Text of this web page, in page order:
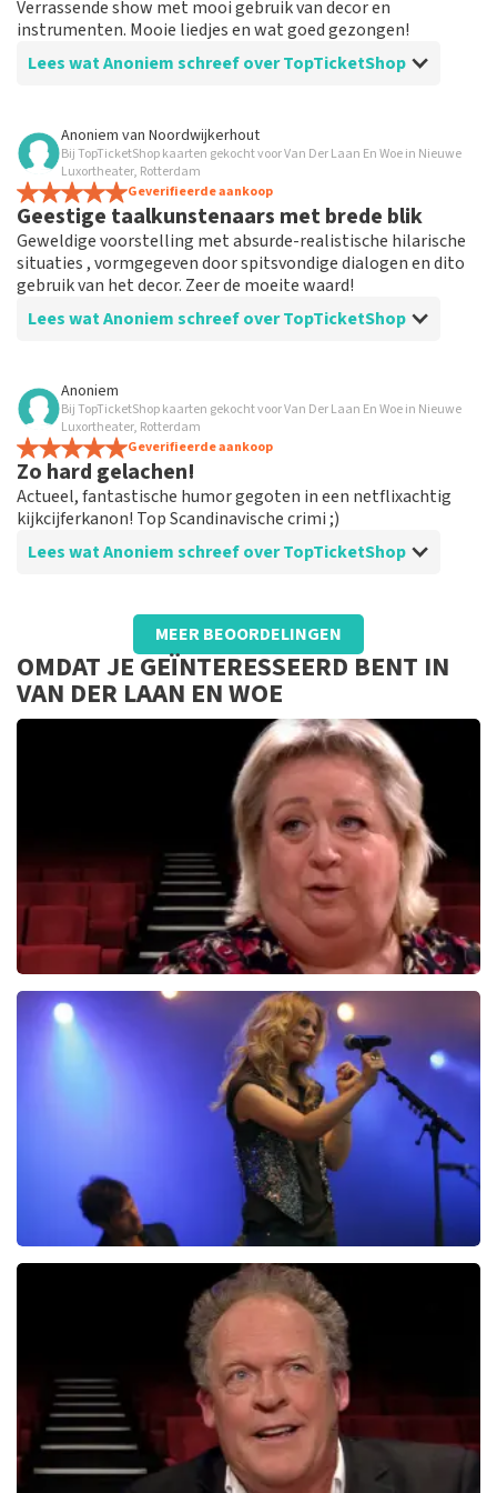
Verrassende show met mooi gebruik van decor en
instrumenten. Mooie liedjes en wat goed gezongen!
Lees wat Anoniem schreef over TopTicketShop
Beoordeling van Anoniem over TopTicketShop
Goede service, goed aanbod
Goed aanbod en de communicatie is top. Je betaalt wel
meer maar je kan zo toch nog naar een show die je
anders gemist had.
Anoniem van Noordwijkerhout
Bij TopTicketShop kaarten gekocht voor Van Der Laan En Woe in Nieuwe
Luxortheater, Rotterdam
Geverifieerde aankoop
Geestige taalkunstenaars met brede blik
Geweldige voorstelling met absurde-realistische hilarische
situaties , vormgegeven door spitsvondige dialogen en dito
gebruik van het decor. Zeer de moeite waard!
Lees wat Anoniem schreef over TopTicketShop
Beoordeling van Anoniem over
Prima geregeld
Werkt goed en was heel handig geregeld door deze site
en ben tevreden
Anoniem
Bij TopTicketShop kaarten gekocht voor Van Der Laan En Woe in Nieuwe
Luxortheater, Rotterdam
Geverifieerde aankoop
Zo hard gelachen!
Actueel, fantastische humor gegoten in een netflixachtig
kijkcijferkanon! Top Scandinavische crimi ;)
Lees wat Anoniem schreef over TopTicketShop
Beoordeling van Anoniem overTopTicketShop
Duidelijk en helder
Makkelijk kaarten bestellen. Kort van te voren mail
met qr code. Geen bijzonderheden
MEER BEOORDELINGEN
OMDAT JE GEÏNTERESSEERD BENT IN
VAN DER LAAN EN WOE
Christel De Laat
reviews
274+reviews